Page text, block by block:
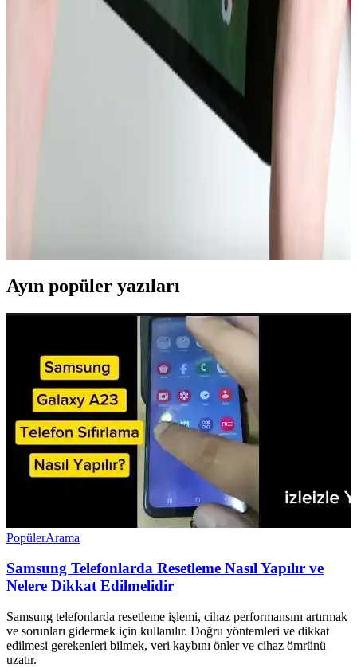
Dell XPS 14 2026 ve MacBook Air 15 M5 Batarya
Performansının Detaylı Karşılaştırması
Dell XPS 14 2026, büyük batarya kapasitesi ve VRR ekran
teknolojisi sayesinde MacBook Air 15 M5'e kıyasla web tarama
testinde üç kat daha uzun batarya ömrü sunuyor. İşletim sistemi ve
kullanım senaryoları ise performansı etkiliyor.
Nintendo Switch 2 Avrupa Modelinde Kullanıcı
Tarafından Değiştirilebilir Batarya Özelliği
Nintendo Switch 2'nin Avrupa versiyonu, AB'nin tamir edilebilirlik
Ayın popüler yazıları
PopülerArama
Samsung Telefonlarda Resetleme Nasıl Yapılır ve
Nelere Dikkat Edilmelidir
Samsung telefonlarda resetleme işlemi, cihaz performansını artırmak
ve sorunları gidermek için kullanılır. Doğru yöntemleri ve dikkat
edilmesi gerekenleri bilmek, veri kaybını önler ve cihaz ömrünü
uzatır.